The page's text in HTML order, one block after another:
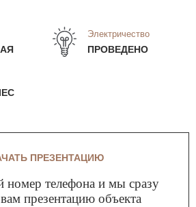
Электричество
ПРОВЕДЕНО
ПРЕЗЕНТАЦИЮ
номер телефона и мы сразу
презентацию объекта